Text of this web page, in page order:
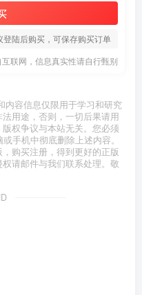
陆后购买，可保存购买订单
联网，信息真实性请自行甄别
内容信息仅限用于学习和研究
用途，否则，一切后果请用
权争议与本站无关。您必须
手机中彻底删除上述内容。
购买注册，得到更好的正版
请邮件与我们联系处理。敬